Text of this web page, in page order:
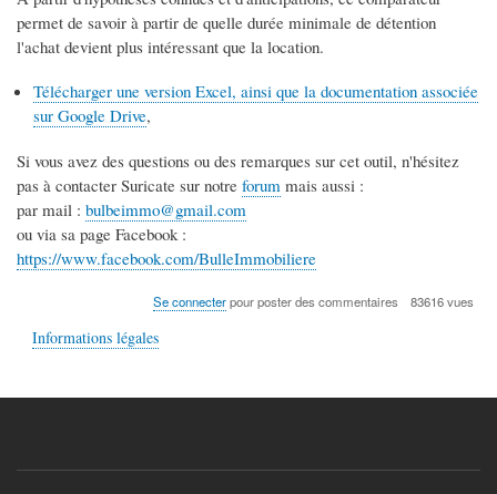
permet de savoir à partir de quelle durée minimale de détention
l'achat devient plus intéressant que la location.
Télécharger une version Excel, ainsi que la documentation associée
sur Google Drive,
Si vous avez des questions ou des remarques sur cet outil, n'hésitez
pas à contacter Suricate sur notre forum mais aussi :
par mail : bulbeimmo@gmail.com
ou via sa page Facebook :
https://www.facebook.com/BulleImmobiliere
Se connecterpour poster des commentaires 83616 vues
Informations légales